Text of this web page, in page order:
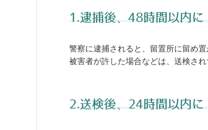
1.逮捕後、48時間以内に
警察に逮捕されると、留置所に留め
被害者が許した場合などは、送検され
2.送検後、24時間以内